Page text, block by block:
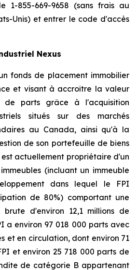
1-855-669-9658 (sans frais au
Unis) et entrer le code d'accès
Nexus
fonds de placement immobilier
et visant à accroître la valeur
de parts grâce à l'acquisition
situés sur des marchés
au Canada, ainsi qu'à la
de son portefeuille de biens
est actuellement propriétaire d'un
(incluant un immeuble
dans lequel le FPI
de 80%) comportant une
brute d'environ 12,1 millions de
a environ 97 018 000 parts avec
et en circulation, dont environ 71
et environ 25 718 000 parts de
de catégorie B appartenant